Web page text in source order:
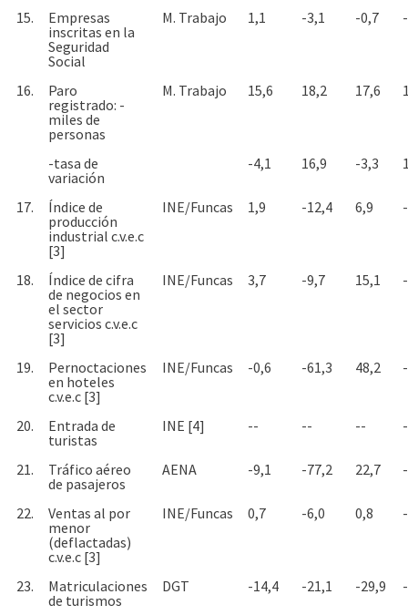
15.
Empresas
inscritas en la
Seguridad
Social
M. Trabajo 1,1 -3,1 -0,7
16.
Paro
registrado: -
miles de
personas
M. Trabajo 15,6 18,2 17,6
-tasa de
variación
-4,1 16,9 -3,3
17.
Índice de
producción
industrial c.v.e.c
[3]
INE/Funcas 1,9 -12,4 6,9
18.
Índice de cifra
de negocios en
el sector
servicios c.v.e.c
[3]
INE/Funcas 3,7 -9,7 15,1
19.
Pernoctaciones
en hoteles
c.v.e.c [3]
INE/Funcas -0,6 -61,3 48,2
20.
Entrada de
turistas
INE [4] -- -- --
21.
Tráfico aéreo
de pasajeros
AENA -9,1 -77,2 22,7
22.
Ventas al por
menor
(deflactadas)
c.v.e.c [3]
INE/Funcas 0,7 -6,0 0,8
23.
Matriculaciones
de turismos
DGT -14,4 -21,1 -29,9